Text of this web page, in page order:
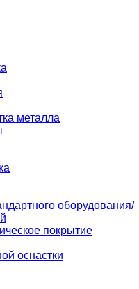
металла
оборудования/
покрытие
оснастки